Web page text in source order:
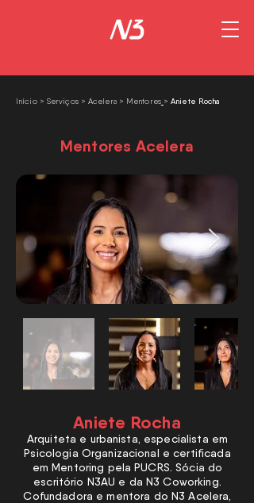
Início > Serviços > Acelera > Mentores > Aniete Rocha
Mentores Acelera
Aniete Rocha
Arquiteta e urbanista, especialista em
Psicologia Organizacional e certificada
em Mentoring pela PUCRS. Sócia do
escritório N3AU e da N3 Coworking.
Cofundadora e mentora do N3 Acelera,